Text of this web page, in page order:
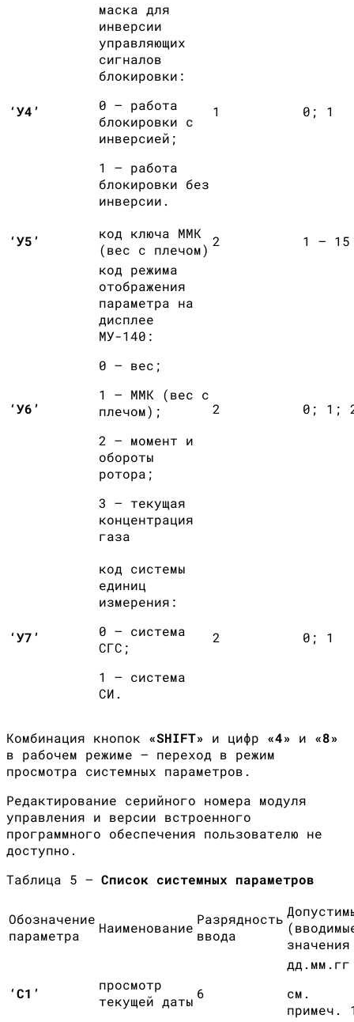
‘У4’
маска для
инверсии
управляющих
сигналов
блокировки:
0 – работа
блокировки с
инверсией;
1 – работа
блокировки без
инверсии.
1 0; 1
‘У5’
код ключа ММК
(вес с плечом)
2 1 — 15
‘У6’
код режима
отображения
параметра на
дисплее
МУ-140:
0 – вес;
1 – ММК (вес с
плечом);
2 – момент и
обороты
ротора;
3 – текущая
концентрация
газа
2 0; 1;
‘У7’
код системы
единиц
измерения:
0 – система
СГС;
1 – система
СИ.
2 0; 1
Комбинация кнопок «SHIFT» и цифр «4» и «8»
в рабочем режиме — переход в режим
просмотра системных параметров.
Редактирование серийного номера модуля
управления и версии встроенного
программного обеспечения пользователю не
доступно.
Таблица 5 — Список системных параметров
Обозначение
параметра
Наименование
Разрядность
ввода
значения
‘С1’
просмотр
текущей даты 6
дд.мм.гг
см.
примеч.